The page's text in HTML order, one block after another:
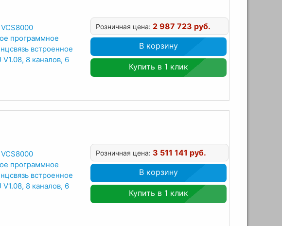
программное
встроенное
8 каналов, 6
Розничная цена: 2 987 723 руб.
В корзину
Купить в 1 клик
программное
встроенное
8 каналов, 6
Розничная цена: 3 511 141 руб.
В корзину
Купить в 1 клик